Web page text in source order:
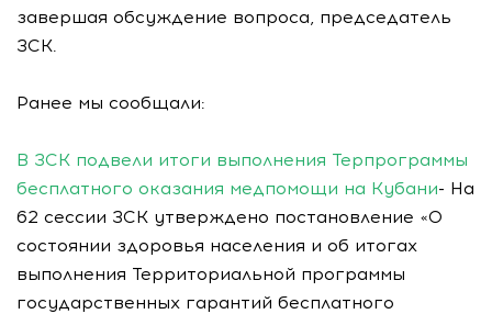
завершая обсуждение вопроса, председатель
ЗСК.
Ранее мы сообщали:
В ЗСК подвели итоги выполнения Терпрограммы
бесплатного оказания медпомощи на Кубани- На
62 сессии ЗСК утверждено постановление «О
состоянии здоровья населения и об итогах
выполнения Территориальной программы
государственных гарантий бесплатного